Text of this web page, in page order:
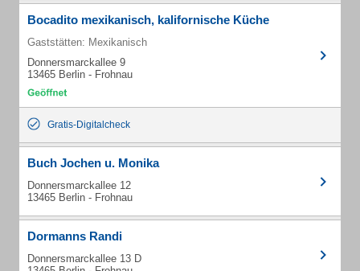
Bocadito mexikanisch, kalifornische Küche
Gaststätten: Mexikanisch
Donnersmarckallee 9
13465 Berlin - Frohnau
Gratis-Digitalcheck
Buch Jochen u. Monika
Donnersmarckallee 12
13465 Berlin - Frohnau
Dormanns Randi
Donnersmarckallee 13 D